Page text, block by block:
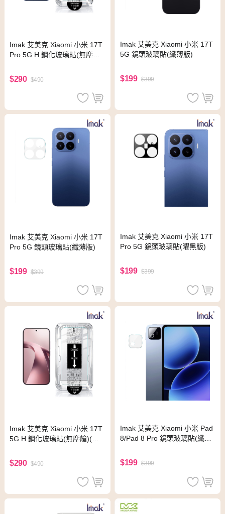
Imak 艾美克 Xiaomi 小米 17T
Pro 5G H 鋼化玻璃貼(無塵艙)
$290 $490
Imak 艾美克 Xiaomi 小米 17T
5G 鏡頭玻璃貼(纖薄版)
$199 $399
Imak 艾美克 Xiaomi 小米 17T
Pro 5G 鏡頭玻璃貼(纖薄版)
$199 $399
Imak 艾美克 Xiaomi 小米 17T
Pro 5G 鏡頭玻璃貼(曜黑版)
$199 $399
Imak 艾美克 Xiaomi 小米 17T
5G H 鋼化玻璃貼(無塵艙)(可
$290 $490
Imak 艾美克 Xiaomi 小米 Pad
8/Pad 8 Pro 鏡頭玻璃貼(纖薄
$199 $399